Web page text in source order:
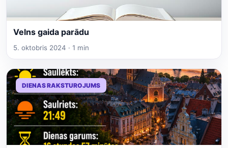
Velns gaida parādu
5. oktobris 2024 · 1 min
DIENAS RAKSTUROJUMS